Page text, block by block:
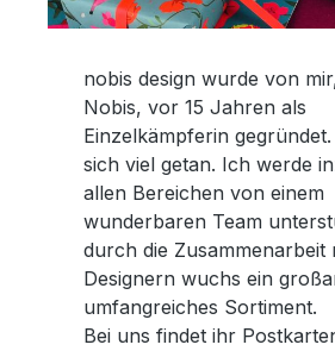
nobis design wurde von
Nobis, vor 15 Jahren als
Einzelkämpferin
sich viel getan. Ich werde
allen Bereichen von einem
wunderbaren Team
durch die Zusammenarbeit
Designern wuchs ein
umfangreiches Sortiment.
Bei uns findet ihr